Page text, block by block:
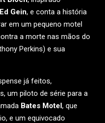
Ed Gein, e conta a história
em um pequeno motel
a morte nas mãos do
Perkins) e sua
já feitos,
um piloto de série para a
Bates Motel, que
e um equivocado